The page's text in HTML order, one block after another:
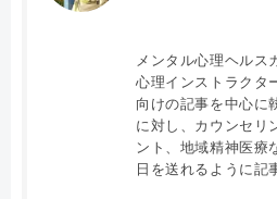
メンタル心理ヘルス
心理インストラクタ
向けの記事を中心に
に対し、カウンセリ
ント、地域精神医療
日を送れるように記